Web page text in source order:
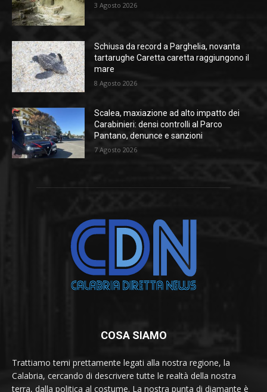
3 Agosto 2026
Schiusa da record a Parghelia, novanta
tartarughe Caretta caretta raggiungono il
mare
8 Agosto 2026
Scalea, maxiazione ad alto impatto dei
Carabinieri: densi controlli al Parco
Pantano, denunce e sanzioni
7 Agosto 2026
COSA SIAMO
Trattiamo temi prettamente legati alla nostra regione, la
Calabria, cercando di descrivere tutte le realtà della nostra
terra, dalla politica al costume. La nostra punta di diamante è